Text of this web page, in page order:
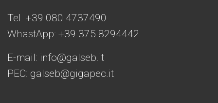
Tel. +39 080 4737490
WhastApp: +39 375 8294442
E-mail: info@galseb.it
PEC: galseb@gigapec.it